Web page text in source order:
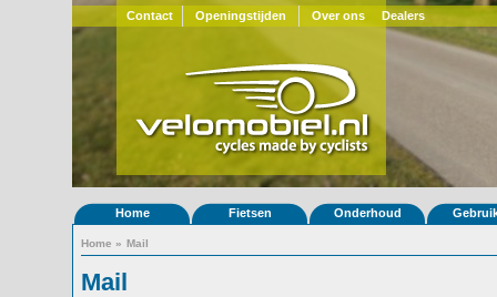
Contact Openingstijden Over ons Dealers
Home Fietsen Onderhoud
Home » Mail
Mail